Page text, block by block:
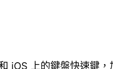
iOS 上的鍵盤快速鍵，